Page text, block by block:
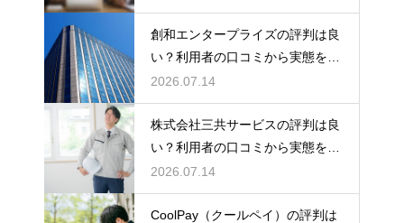
創和エンタープライズの評判は良
い？利用者の口コミから実態を徹
底解説
2026.07.14
株式会社三共サービスの評判は良
い？利用者の口コミから実態を徹
底解説
2026.07.14
CoolPay（クールペイ）の評判は